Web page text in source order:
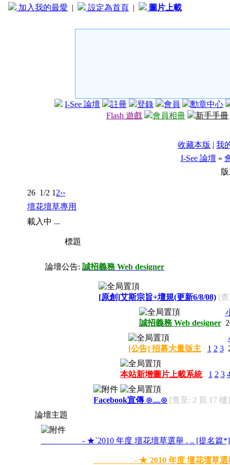
加入我的最愛 | 設定為首頁 | 圖片上載
I-See 論壇 註冊 登錄 會員
勳章中心
Flash 遊戲
會員相冊 新手手冊
收藏本版 | 我
I-See 論壇 »
26 1/2 1 2››
壇花壇草專用
載入中 ...
標題
論壇公告: 誠招義務 Web designer
[原創]艾斯宗旨+壇規(更新6/8/08) [
誠招義務 Web designer
[公告] 招募大量版主 1 2 3
本站新增圖片上載系統 1 2 3
Facebook宣傳 ⊙﹏⊙ [查至: 2 頁 17 樓]
論壇主題
- ★`2010 年度 壇花壇草選舉 . .. [提名篇*]
- ★`2010 年度 壇花壇草選